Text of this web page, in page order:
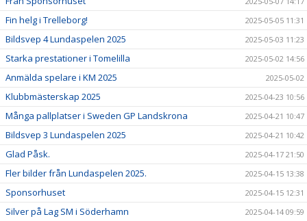
Fin helg i Trelleborg! 2025-05-05 11:31
Bildsvep 4 Lundaspelen 2025 2025-05-03 11:23
Starka prestationer i Tomelilla 2025-05-02 14:56
Anmälda spelare i KM 2025 2025-05-02
Klubbmästerskap 2025 2025-04-23 10:56
Många pallplatser i Sweden GP Landskrona 2025-04-21 10:47
Bildsvep 3 Lundaspelen 2025 2025-04-21 10:42
Glad Påsk. 2025-04-17 21:50
Fler bilder från Lundaspelen 2025. 2025-04-15 13:38
Sponsorhuset 2025-04-15 12:31
Silver på Lag SM i Söderhamn 2025-04-14 09:59